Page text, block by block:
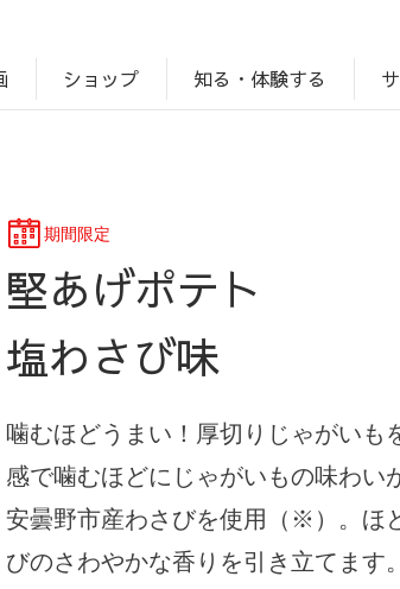
ショップ 知る・体験する
期間限定
堅あげポテト
塩わさび味
噛むほどうまい！厚切りじゃがいも
感で噛むほどにじゃがいもの味わい
安曇野市産わさびを使用（※）。ほ
びのさわやかな香りを引き立てます